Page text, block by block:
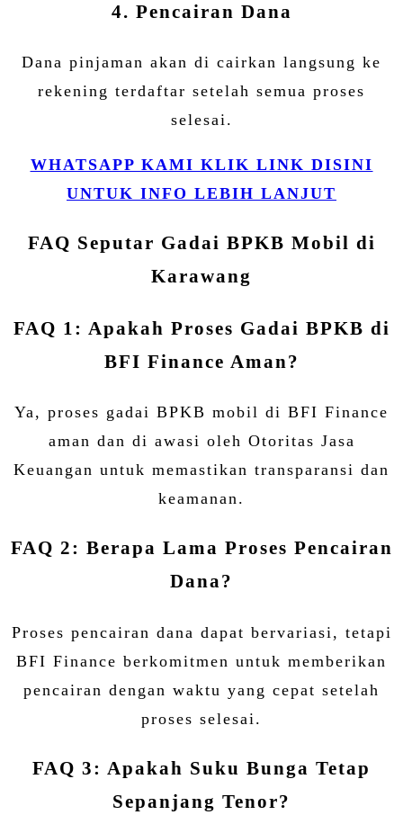
4. Pencairan Dana
Dana pinjaman akan di cairkan langsung ke
rekening terdaftar setelah semua proses
selesai.
WHATSAPP KAMI KLIK LINK DISINI
UNTUK INFO LEBIH LANJUT
FAQ Seputar Gadai BPKB Mobil di
Karawang
FAQ 1: Apakah Proses Gadai BPKB di
BFI Finance Aman?
Ya, proses gadai BPKB mobil di BFI Finance
aman dan di awasi oleh Otoritas Jasa
Keuangan untuk memastikan transparansi dan
keamanan.
FAQ 2: Berapa Lama Proses Pencairan
Dana?
Proses pencairan dana dapat bervariasi, tetapi
BFI Finance berkomitmen untuk memberikan
pencairan dengan waktu yang cepat setelah
proses selesai.
FAQ 3: Apakah Suku Bunga Tetap
Sepanjang Tenor?